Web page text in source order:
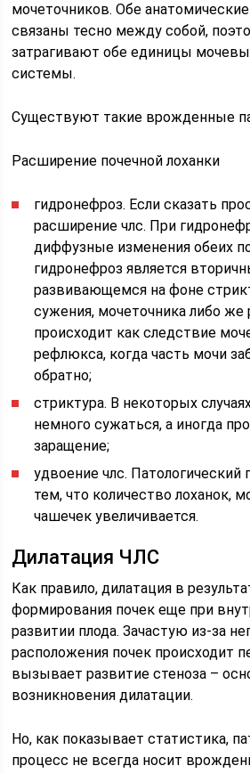
мочеточников. Обе
связаны тесно между собой,
затрагивают обе единицы
системы.
Существуют такие врожденные
Расширение почечной лоханки
гидронефроз. Если сказать
расширение члс. При
диффузные изменения обеих
гидронефроз является
развивающемся на фоне
сужения, мочеточника либо
происходит как следствие
рефлюкса, когда часть мочи
обратно;
стриктура. В некоторых
немного сужаться, а иногда
заращение;
удвоение члс. Патологический
тем, что количество лоханок,
чашечек увеличивается.
Дилатация ЧЛС
Как правило, дилатация в
формирования почек еще при
развитии плода. Зачастую из-за
расположения почек происходит
вызывает развитие стеноза –
возникновения дилатации.
Но, как показывает статистика,
процесс не всегда носит